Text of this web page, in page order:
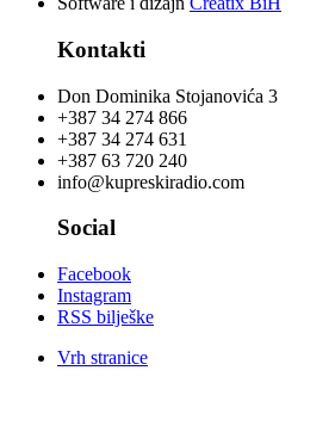
Kontakti
Don Dominika Stojanovića 3
+387 34 274 866
+387 34 274 631
+387 63 720 240
info@kupreskiradio.com
Social
Facebook
Instagram
RSS bilješke
Vrh stranice